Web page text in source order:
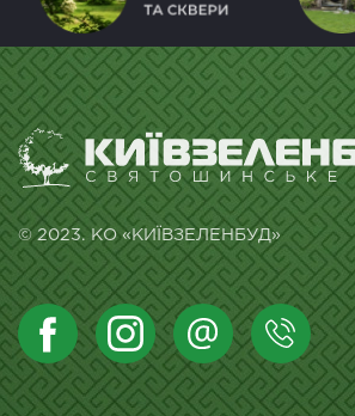
© 2023. КО «КИЇВЗЕЛЕНБУД»